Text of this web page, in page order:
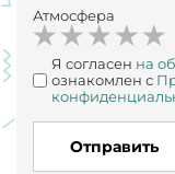
Атмосфера
Я согласен на
ознакомлен с
Отправить